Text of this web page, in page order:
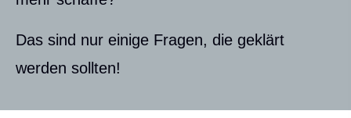
Das sind nur einige Fragen, die geklärt
werden sollten!